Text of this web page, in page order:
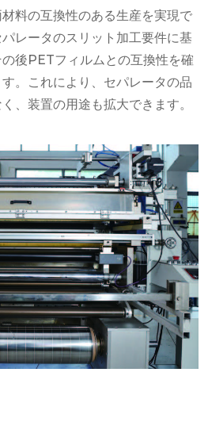
料の互換性のある生産を実現で
レータのスリット加工要件に基
後PETフィルムとの互換性を確
。これにより、セパレータの品
、装置の用途も拡大できます。